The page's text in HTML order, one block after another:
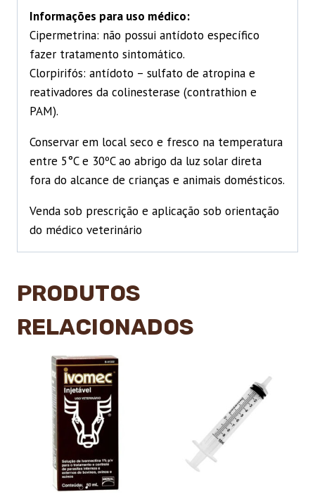
Informações para uso médico:
Cipermetrina: não possui antídoto específico
fazer tratamento sintomático.
Clorpirifós: antídoto – sulfato de atropina e
reativadores da colinesterase (contrathion e
PAM).
Conservar em local seco e fresco na temperatura
entre 5°C e 30ºC ao abrigo da luz solar direta
fora do alcance de crianças e animais domésticos.
Venda sob prescrição e aplicação sob orientação
do médico veterinário
PRODUTOS
RELACIONADOS